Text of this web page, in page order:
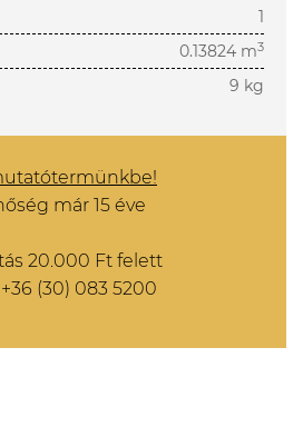
1
0.13824 m3
9 kg
már 15 éve
20.000 Ft felett
(30) 083 5200